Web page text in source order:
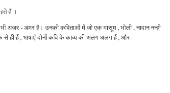
हैं ।
अजर - अमर है। उनकी कविताओं में जो एक मासूम , भोली , नादान नन्ही
से ही हैं , भाषाएँ दोनों कवि के काव्य की अलग अलग हैं , और